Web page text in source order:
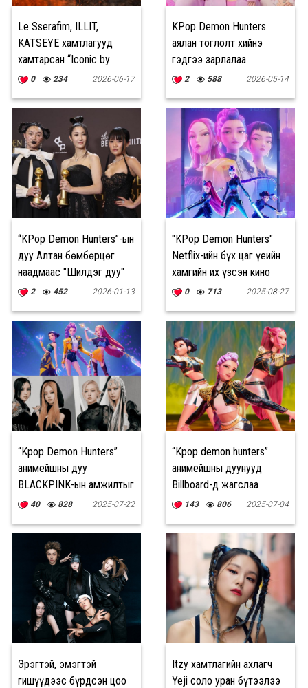
Le Sserafim, ILLIT,
KATSEYE хамтлагууд
хамтарсан “Iconic by
mistake” дуугаа гаргалаа
0 234 2026-06-17
KPop Demon Hunters
аялан тоглолт хийнэ
гэдгээ зарлалаа
2 588 2026-05-14
“KPop Demon Hunters”-ын
дуу Алтан бөмбөрцөг
наадмаас "Шилдэг дуу"
шагнал хүртлээ
2 452 2026-01-13
"KPop Demon Hunters"
Netflix-ийн бүх цаг үеийн
хамгийн их үзсэн кино
болжээ
0 713 2025-08-27
“Kpop Demon Hunters”
анимейшны дуу
BLACKPINK-ын амжилтыг
эвдлээ
40 828 2025-07-22
“Kpop demon hunters”
анимейшны дуунууд
Billboard-д жагслаа
143 806 2025-07-04
Эрэгтэй, эмэгтэй
гишүүдээс бүрдсэн цоо
Itzy хамтлагийн ахлагч
Yeji соло уран бүтээлээ